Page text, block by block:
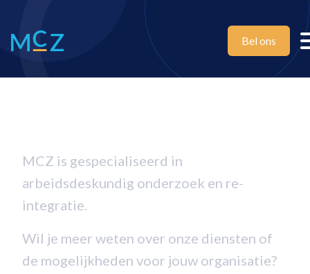
Bel ons
MCZ is gespecialiseerd in
arbeidsdeskundig onderzoek en re-
integratie.
Wil je meer weten over onze diensten of
de mogelijkheden voor jouw organisatie?